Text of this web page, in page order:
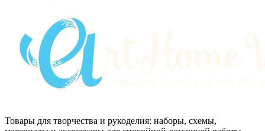
Товары для творчества и рукоделия: наборы, схемы,